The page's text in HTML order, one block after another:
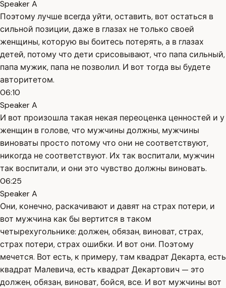
Speaker A
Поэтому лучше всегда уйти, оставить, вот остаться в
сильной позиции, даже в глазах не только своей
женщины, которую вы боитесь потерять, а в глазах
детей, потому что дети срисовывают, что папа сильный,
папа мужик, папа не позволил. И вот тогда вы будете
авторитетом.
06:10
Speaker A
И вот произошла такая некая переоценка ценностей и у
женщин в голове, что мужчины должны, мужчины
виноваты просто потому что они не соответствуют,
никогда не соответствуют. Их так воспитали, мужчин
так воспитали, и они это чувство должны виновать.
06:25
Speaker A
Они, конечно, раскачивают и давят на страх потери, и
вот мужчина как бы вертится в таком
четырехугольнике: должен, обязан, виноват, страх,
страх потери, страх ошибки. И вот они. Поэтому
мечется. Вот есть, к примеру, там квадрат Декарта, есть
квадрат Малевича, есть квадрат Декартович — это
должен, обязан, виноват, бойся, все. И вот мужчины вот